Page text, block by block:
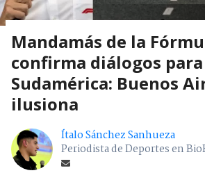
Mandamás de la
confirma diálogos para
Sudamérica: Buenos
ilusiona
Ítalo Sánchez Sanhueza
Periodista de Deportes en